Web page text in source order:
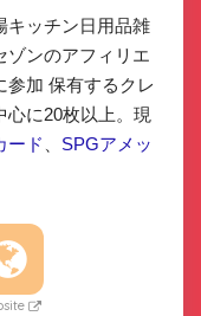
ッチン日用品雑
ゾンのアフィリエ
参加 保有するクレ
心に20枚以上。現
ード
SPGアメッ